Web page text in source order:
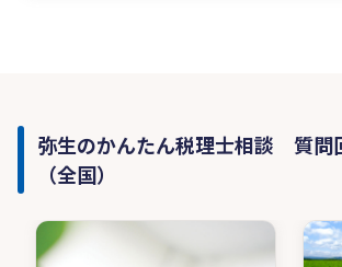
弥生のかんたん税理士相談 質問
（全国）